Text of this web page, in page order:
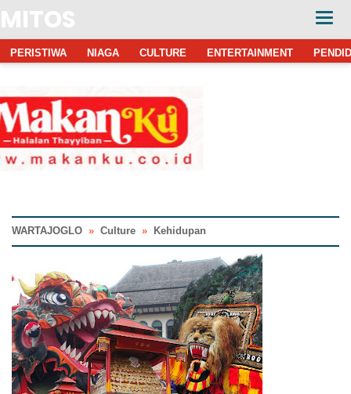
MITOS
PERISTIWA NIAGA CULTURE ENTERTAINMENT
WARTAJOGLO » Culture » Kehidupan